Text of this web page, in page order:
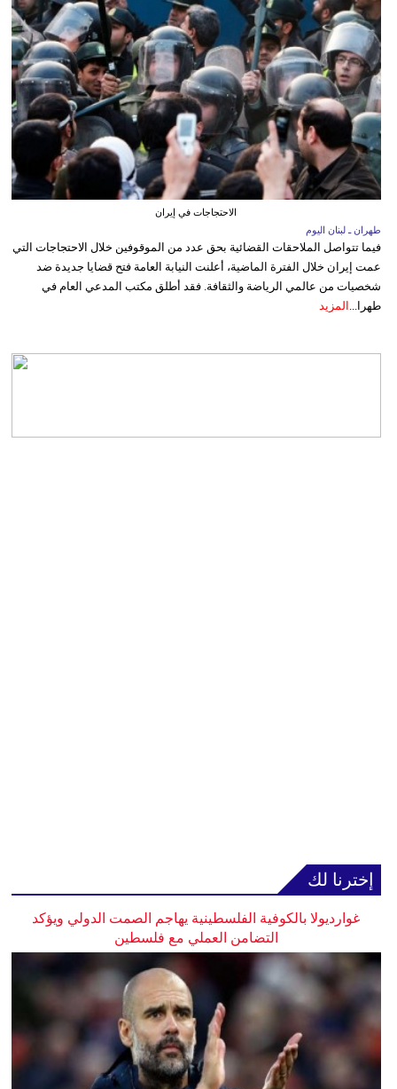
الاحتجاجات في إيران
طهران ـ لبنان اليوم
فيما تتواصل الملاحقات القضائية بحق عدد من الموقوفين خلال الاحتجاجات التي
عمت إيران خلال الفترة الماضية، أعلنت النيابة العامة فتح قضايا جديدة ضد
شخصيات من عالمي الرياضة والثقافة. فقد أطلق مكتب المدعي العام في
طهرا... المزيد
إخترنا لك
غوارديولا بالكوفية الفلسطينية يهاجم الصمت الدولي ويؤكد
التضامن العملي مع فلسطين